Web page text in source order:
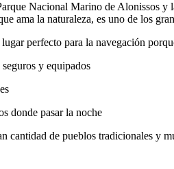
Nacional Marino de Alonissos y
ama la naturaleza, es uno de los
perfecto para la navegación
y equipados
donde pasar la noche
cantidad de pueblos tradicionales y